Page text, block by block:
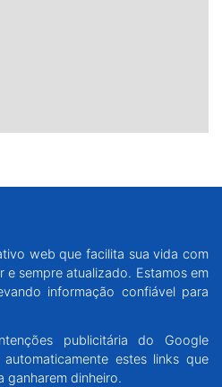
web que facilita sua vida com
e sempre atualizado. Estamos em
informação confiável para
publicitária do Google
estes links que
ganharem dinheiro.